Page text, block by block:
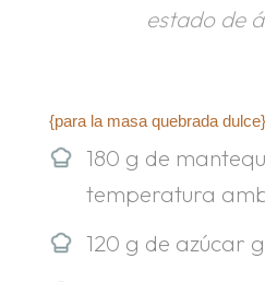
estado de
{para la masa quebrada dulce}
180 g de
temperatura
120 g de azúcar